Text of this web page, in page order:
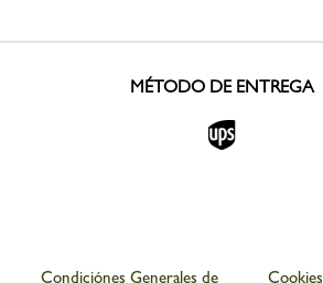
MÉTODO DE ENTREGA
Condiciónes Generales de Cookies